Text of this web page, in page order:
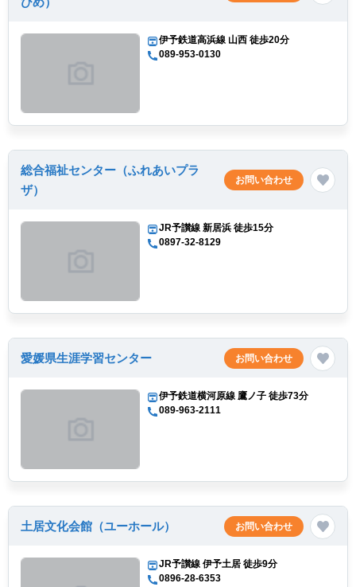
伊予鉄道高浜線 山西 徒歩20分
089-953-0130
総合福祉センター（ふれあいプラ
ザ）
お問い合わせ
JR予讃線 新居浜 徒歩15分
0897-32-8129
愛媛県生涯学習センター お問い合わせ
伊予鉄道横河原線 鷹ノ子 徒歩73分
089-963-2111
土居文化会館（ユーホール） お問い合わせ
JR予讃線 伊予土居 徒歩9分
0896-28-6353